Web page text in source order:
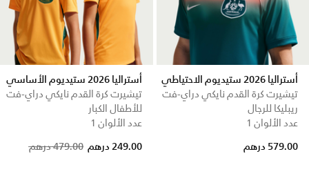
أستراليا 2026 ستيديوم الاحتياطي
تيشيرت كرة القدم نايكي دراي-فت
ريبليكا للرجال
عدد الألوان 1
579.00 درهم
أستراليا 2026 ستيديوم الأساسي
تيشيرت كرة القدم نايكي دراي-فت
للأطفال الكبار
عدد الألوان 1
Price reduced from
479.00 درهم to 249.00 درهم